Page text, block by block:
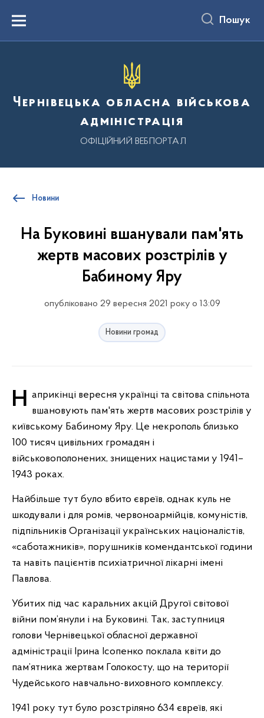
вмістуMenu Пошук
Чернівецька обласна військова
адміністрація
ОФІЦІЙНИЙ ВЕБПОРТАЛ
Новини
На Буковині вшанували пам'ять
жертв масових розстрілів у
Бабиному Яру
опубліковано 29 вересня 2021 року о 13:09
Новини громад
Наприкінці вересня українці та світова спільнота вшановують пам'ять жертв масових розстрілів у
київському Бабиному Яру. Це некрополь близько
100 тисяч цивільних громадян і
військовополонених, знищених нацистами у 1941–
1943 роках.
Найбільше тут було вбито євреїв, однак куль не
шкодували і для ромів, червоноармійців, комуністів,
підпільників Організації українських націоналістів,
«саботажників», порушників комендантської години
та навіть пацієнтів психіатричної лікарні імені
Павлова.
Убитих під час каральних акцій Другої світової
війни пом’янули і на Буковині. Так, заступниця
голови Чернівецької обласної державної
адміністрації Ірина Ісопенко поклала квіти до
пам’ятника жертвам Голокосту, що на території
Чудейського навчально-виховного комплексу.
1941 року тут було розстріляно 634 євреїв, які